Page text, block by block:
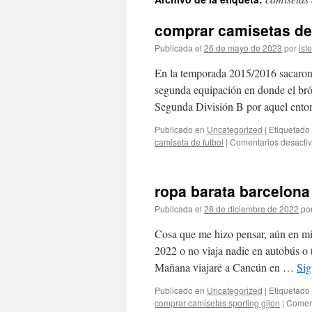
contenido
comprar camisetas
Publicada el 26 de mayo de 2023 por
En la temporada 2015/2016
segunda equipación en donde el
Segunda División B por aquel
Publicado en Uncategorized | Etiquetado
camiseta de futbol | Comentarios
ropa barata barcelona
Publicada el 28 de diciembre de 2022
Cosa que me hizo pensar, aún en
2022 o no viaja nadie en autobús
Mañana viajaré a Cancún en …
Publicado en Uncategorized | Etiquetado
comprar camisetas sporting gijon |